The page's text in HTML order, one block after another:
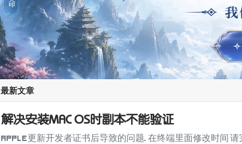
最新文章
解决安装MAC OS时副本不能验证
Apple更新开发者证书后导致的问题. 在终端里面修改时间